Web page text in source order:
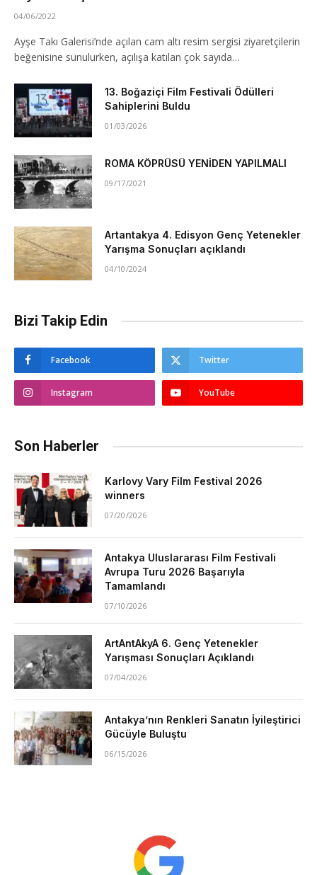
04/06/2022
Ayşe Takı Galerisi’nde açılan cam altı resim sergisi ziyaretçilerin
beğenisine sunulurken, açılışa katılan çok sayıda…
13. Boğaziçi Film Festivali Ödülleri
Sahiplerini Buldu
01/03/2026
ROMA KÖPRÜSÜ YENİDEN YAPILMALI
09/17/2021
Artantakya 4. Edisyon Genç Yetenekler
Yarışma Sonuçları açıklandı
04/10/2024
Bizi Takip Edin
Facebook Twitter
Instagram YouTube
Son Haberler
Karlovy Vary Film Festival 2026
winners
07/20/2026
Antakya Uluslararası Film Festivali
Avrupa Turu 2026 Başarıyla
Tamamlandı
07/10/2026
ArtAntAkyA 6. Genç Yetenekler
Yarışması Sonuçları Açıklandı
07/04/2026
Antakya’nın Renkleri Sanatın İyileştirici
Gücüyle Buluştu
06/15/2026